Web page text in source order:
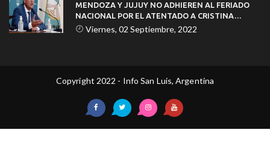
MENDOZA Y JUJUY NO ADHIEREN AL FERIADO
NACIONAL POR EL ATENTADO A CRISTINA
KIRCHNER
Viernes, 02 Septiembre, 2022
Copyright 2022 - Info San Luis, Argentina